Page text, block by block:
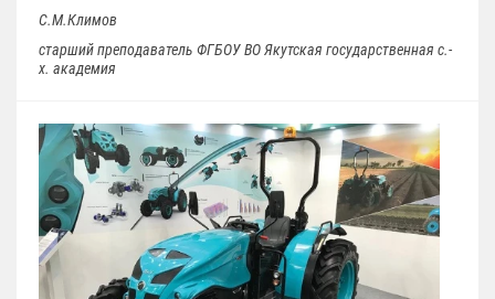
С.М.Климов
старший преподаватель ФГБОУ ВО Якутская государственная с.-
х. академия